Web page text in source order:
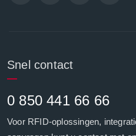
Snel contact
0 850 441 66 66
Voor RFID-oplossingen,